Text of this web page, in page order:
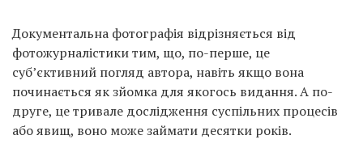
Документальна фотографія відрізняється від
фотожурналістики тим, що, по-перше, це
суб’єктивний погляд автора, навіть якщо вона
починається як зйомка для якогось видання. А по-
друге, це тривале дослідження суспільних процесів
або явищ, воно може займати десятки років.